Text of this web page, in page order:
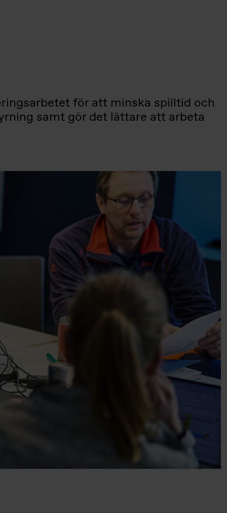
för att minska spilltid och
samt gör det lättare att arbeta